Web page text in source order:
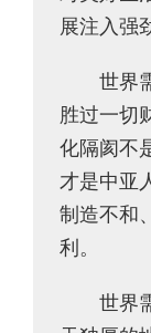
展注入强
世界需
胜过一切
化隔阂不
才是中亚
制造不和
利。
世界需